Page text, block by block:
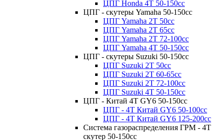
ЦПГ Honda 4Т 50-150cc
ЦПГ - скутеры Yamaha 50-150cc
ЦПГ Yamaha 2Т 50cc
ЦПГ Yamaha 2Т 65cc
ЦПГ Yamaha 2Т 72-100cc
ЦПГ Yamaha 4Т 50-150cc
ЦПГ - скутеры Suzuki 50-150cc
ЦПГ Suzuki 2Т 50cc
ЦПГ Suzuki 2Т 60-65cc
ЦПГ Suzuki 2Т 72-100cc
ЦПГ Suzuki 4Т 50-150cc
ЦПГ - Китай 4Т GY6 50-150cc
ЦПГ - 4Т Китай GY6 50-100cc
ЦПГ - 4T Китай GY6 125-200cc
Система газораспределения ГРМ - 4T
скутер 50-150cc